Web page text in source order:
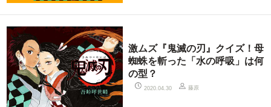
激ムズ『鬼滅の刃』クイズ！母
蜘蛛を斬った「水の呼吸」は何
の型？
2020.04.30 藤原